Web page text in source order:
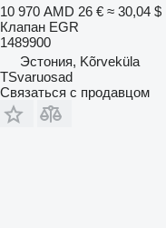
10 970 AMD 26 € ≈ 30,04 $
Клапан EGR
1489900
Эстония, Kõrveküla
TSvaruosad
Связаться с продавцом